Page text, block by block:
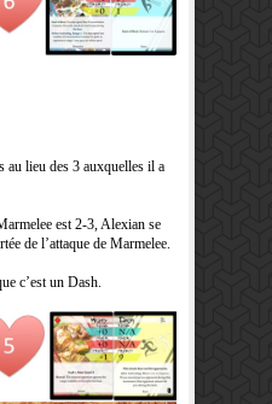
au lieu des 3 auxquelles il a
est 2-3, Alexian se
de l’attaque de Marmelee.
c’est un Dash.